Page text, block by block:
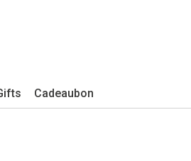
Cadeaubon